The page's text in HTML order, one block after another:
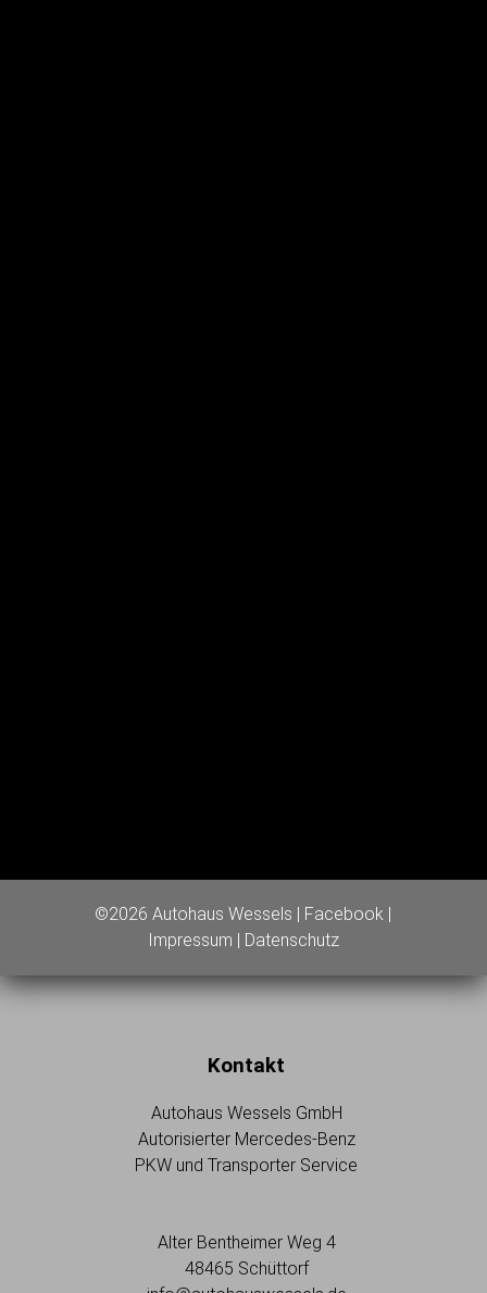
©2026 Autohaus Wessels | Facebook |
Impressum | Datenschutz
Kontakt
Autohaus Wessels GmbH
Autorisierter Mercedes-Benz
PKW und Transporter Service
Alter Bentheimer Weg 4
48465 Schüttorf